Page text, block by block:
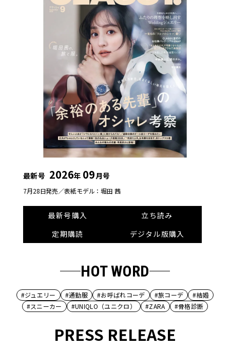
最新号 2026年 09月号
7月28日発売／表紙モデル：堀田 茜
最新号購入
立ち読み
定期購読
デジタル版購入
HOT WORD
#ジュエリー #通勤服 #お呼ばれコーデ #旅コーデ
#結婚
#スニーカー
#UNIQLO（ユニクロ） #ZARA #骨格診断
PRESS RELEASE